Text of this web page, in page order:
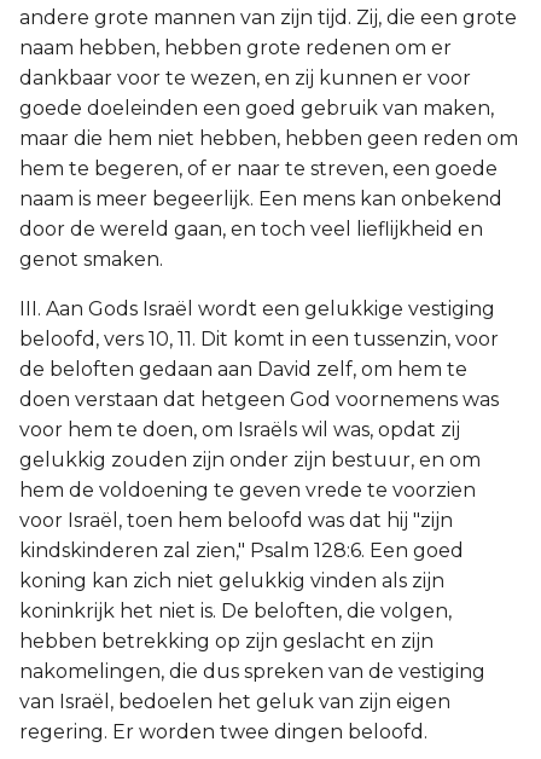
andere grote mannen van zijn tijd. Zij, die een grote
naam hebben, hebben grote redenen om er
dankbaar voor te wezen, en zij kunnen er voor
goede doeleinden een goed gebruik van maken,
maar die hem niet hebben, hebben geen reden om
hem te begeren, of er naar te streven, een goede
naam is meer begeerlijk. Een mens kan onbekend
door de wereld gaan, en toch veel lieflijkheid en
genot smaken.
III. Aan Gods Israël wordt een gelukkige vestiging
beloofd, vers 10, 11. Dit komt in een tussenzin, voor
de beloften gedaan aan David zelf, om hem te
doen verstaan dat hetgeen God voornemens was
voor hem te doen, om Israëls wil was, opdat zij
gelukkig zouden zijn onder zijn bestuur, en om
hem de voldoening te geven vrede te voorzien
voor Israël, toen hem beloofd was dat hij "zijn
kindskinderen zal zien," Psalm 128:6. Een goed
koning kan zich niet gelukkig vinden als zijn
koninkrijk het niet is. De beloften, die volgen,
hebben betrekking op zijn geslacht en zijn
nakomelingen, die dus spreken van de vestiging
van Israël, bedoelen het geluk van zijn eigen
regering. Er worden twee dingen beloofd.